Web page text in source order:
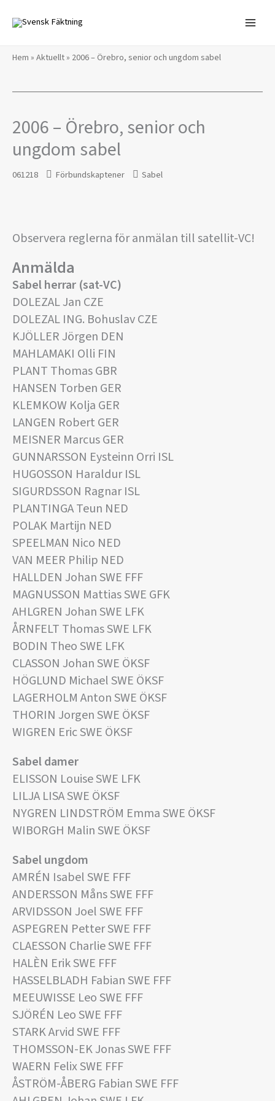
innehåll
Hem » Aktuellt» 2006 – Örebro, senior och ungdom sabel
2006 – Örebro, senior och
ungdom sabel
061218 Förbundskaptener Sabel
Observera reglerna för anmälan till satellit-VC!
Anmälda
Sabel herrar (sat-VC)
DOLEZAL Jan CZE
DOLEZAL ING. Bohuslav CZE
KJÖLLER Jörgen DEN
MAHLAMAKI Olli FIN
PLANT Thomas GBR
HANSEN Torben GER
KLEMKOW Kolja GER
LANGEN Robert GER
MEISNER Marcus GER
GUNNARSSON Eysteinn Orri ISL
HUGOSSON Haraldur ISL
SIGURDSSON Ragnar ISL
PLANTINGA Teun NED
POLAK Martijn NED
SPEELMAN Nico NED
VAN MEER Philip NED
HALLDEN Johan SWE FFF
MAGNUSSON Mattias SWE GFK
AHLGREN Johan SWE LFK
ÅRNFELT Thomas SWE LFK
BODIN Theo SWE LFK
CLASSON Johan SWE ÖKSF
HÖGLUND Michael SWE ÖKSF
LAGERHOLM Anton SWE ÖKSF
THORIN Jorgen SWE ÖKSF
WIGREN Eric SWE ÖKSF
Sabel damer
ELISSON Louise SWE LFK
LILJA LISA SWE ÖKSF
NYGREN LINDSTRÖM Emma SWE ÖKSF
WIBORGH Malin SWE ÖKSF
Sabel ungdom
AMRÉN Isabel SWE FFF
ANDERSSON Måns SWE FFF
ARVIDSSON Joel SWE FFF
ASPEGREN Petter SWE FFF
CLAESSON Charlie SWE FFF
HALÈN Erik SWE FFF
HASSELBLADH Fabian SWE FFF
MEEUWISSE Leo SWE FFF
SJÖRÉN Leo SWE FFF
STARK Arvid SWE FFF
THOMSSON-EK Jonas SWE FFF
WAERN Felix SWE FFF
ÅSTRÖM-ÅBERG Fabian SWE FFF